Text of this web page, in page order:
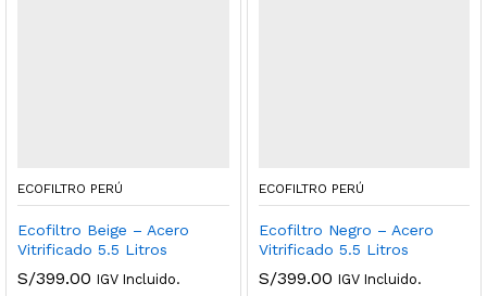
ECOFILTRO PERÚ
Ecofiltro Beige – Acero
Vitrificado 5.5 Litros
S/399.00 IGV Incluido.
ECOFILTRO PERÚ
Ecofiltro Negro – Acero
Vitrificado 5.5 Litros
S/399.00 IGV Incluido.